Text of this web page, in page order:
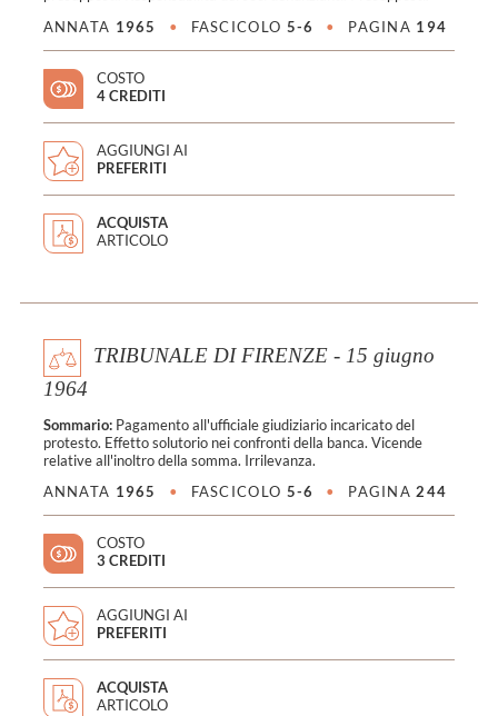
ANNATA 1965 • FASCICOLO 5-6 • PAGINA 194
COSTO
4 CREDITI
AGGIUNGI AI
PREFERITI
ACQUISTA
ARTICOLO
TRIBUNALE DI FIRENZE - 15 giugno
1964
Sommario:Pagamento all'ufficiale giudiziario incaricato del
protesto. Effetto solutorio nei confronti della banca. Vicende
relative all'inoltro della somma. Irrilevanza.
ANNATA 1965 • FASCICOLO 5-6 • PAGINA244
COSTO
3 CREDITI
AGGIUNGI AI
PREFERITI
ACQUISTA
ARTICOLO